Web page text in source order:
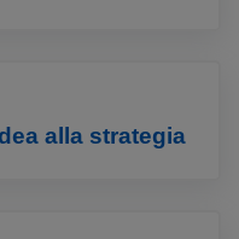
alla strategia